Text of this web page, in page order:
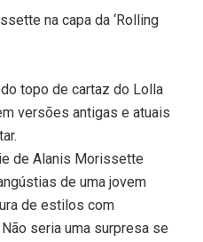
na capa da ‘Rolling
topo de cartaz do Lolla
versões antigas e atuais
de Alanis Morissette
de uma jovem
de estilos com
seria uma surpresa se